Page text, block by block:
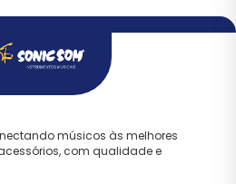
músicos às melhores
com qualidade e